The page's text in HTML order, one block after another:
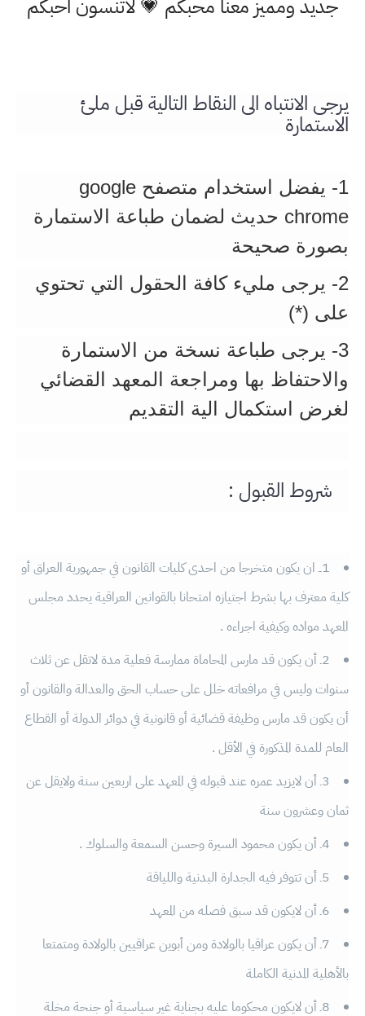
جديد ومميز معنا محبكم 💗 لاتنسون احبكم
يرجى الانتباه الى النقاط التالية قبل ملئ
الاستمارة
1- يفضل استخدام متصفح google
chrome حديث لضمان طباعة الاستمارة
بصورة صحيحة
2- يرجى مليء كافة الحقول التي تحتوي
على (*)
3- يرجى طباعة نسخة من الاستمارة
والاحتفاظ بها ومراجعة المعهد القضائي
لغرض استكمال الية التقديم
شروط القبول :
1ــ ان يكون متخرجا من احدى كليات القانون في جمهورية العراق أو
كلية معترف بها بشرط اجتيازه امتحانا بالقوانين العراقية يحدد مجلس
المعهد مواده وكيفية اجراءه .
2ـ أن يكون قد مارس المحاماة ممارسة فعلية مدة لاتقل عن ثلاث
سنوات وليس في مرافعاته خلل على حساب الحق والعدالة والقانون أو
أن يكون قد مارس وظيفة قضائية أو قانونية في دوائر الدولة أو القطاع
العام للمدة المذكورة في الأقل .
3ـ أن لايزيد عمره عند قبوله في المعهد على اربعين سنة ولايقل عن
ثمان وعشرون سنة
4ـ أن يكون محمود السيرة وحسن السمعة والسلوك .
5ـ أن تتوفر فيه الجدارة البدنية واللياقة
6ـ أن لايكون قد سبق فصله من المعهد
7ـ أن يكون عراقيا بالولادة ومن أبوين عراقيين بالولادة ومتمتعا
بالأهلية المدنية الكاملة
8ـ أن لايكون محكوما عليه بجناية غير سياسية أو جنحة مخلة